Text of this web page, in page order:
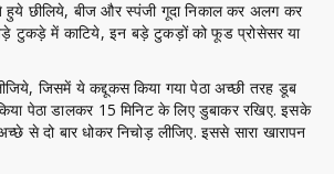
हुये छीलिये, बीज और स्पंजी गूदा निकाल कर अलग कर
टुकड़े में काटिये, इन बड़े टुकड़ों को फूड प्रोसेसर या
जिसमें ये कद्दूकस किया गया पेठा अच्छी तरह डूब
पेठा डालकर 15 मिनिट के लिए डुबाकर रखिए. इसके
से दो बार धोकर निचोड़ लीजिए. इससे सारा खारापन